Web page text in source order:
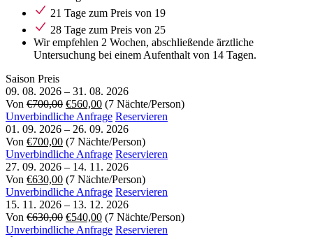
21 Tage zum Preis von 19
28 Tage zum Preis von 25
Wir empfehlen 2 Wochen, abschließende ärztliche
Untersuchung bei einem Aufenthalt von 14 Tagen.
Saison Preis
09. 08. 2026 – 31. 08. 2026
Von €700,00 €560,00 (7 Nächte/Person)
Unverbindliche Anfrage Reservieren
01. 09. 2026 – 26. 09. 2026
Von €700,00 (7 Nächte/Person)
Unverbindliche Anfrage Reservieren
27. 09. 2026 – 14. 11. 2026
Von €630,00 (7 Nächte/Person)
Unverbindliche Anfrage Reservieren
15. 11. 2026 – 13. 12. 2026
Von €630,00 €540,00 (7 Nächte/Person)
Unverbindliche Anfrage Reservieren